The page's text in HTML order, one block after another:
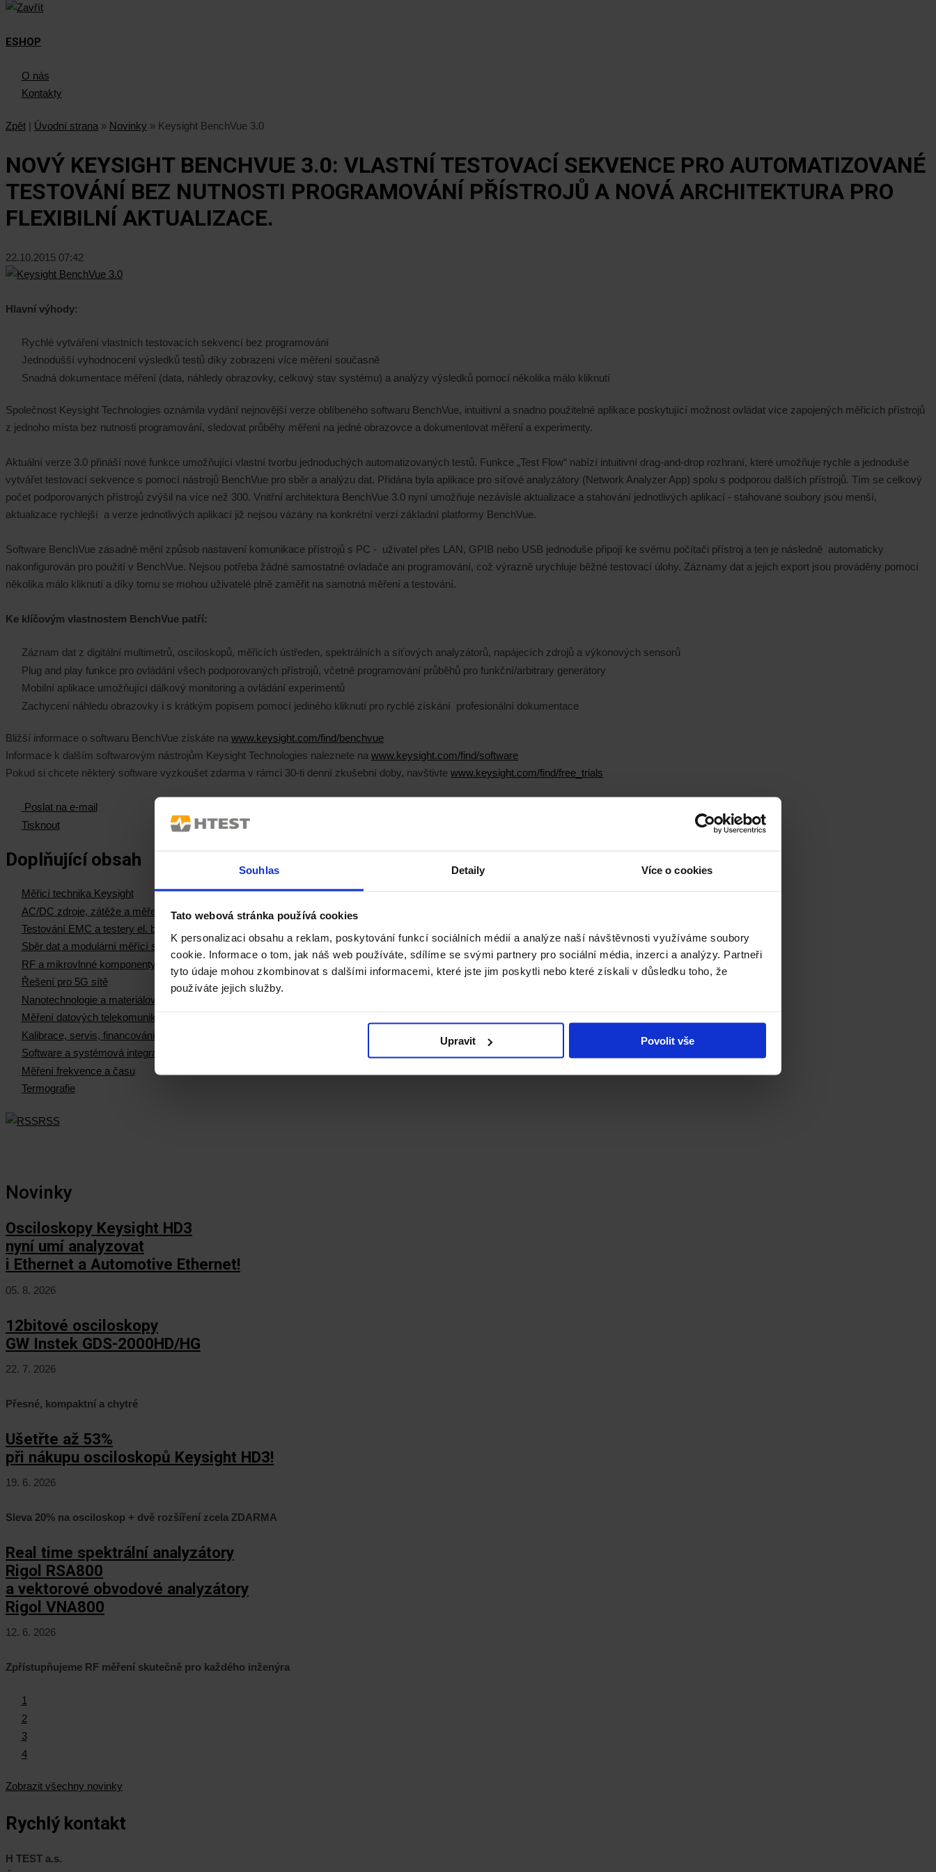
Souhlas Detaily Více o cookies
Tato webová stránka používá cookies
K personalizaci obsahu a reklam, poskytování funkcí sociálních médií a analýze naší návštěvnosti využíváme soubory
cookie. Informace o tom, jak náš web používáte, sdílíme se svými partnery pro sociální média, inzerci a analýzy. Partneři
tyto údaje mohou zkombinovat s dalšími informacemi, které jste jim poskytli nebo které získali v důsledku toho, že
používáte jejich služby.
Upravit Povolit vše
ESHOP
O nás
Kontakty
Zpět | Úvodní strana » Novinky » Keysight BenchVue 3.0
NOVÝ KEYSIGHT BENCHVUE 3.0: VLASTNÍ TESTOVACÍ SEKVENCE PRO AUTOMATIZOVANÉ
TESTOVÁNÍ BEZ NUTNOSTI PROGRAMOVÁNÍ PŘÍSTROJŮ A NOVÁ ARCHITEKTURA PRO
FLEXIBILNÍ AKTUALIZACE.
22.10.2015 07:42
Hlavní výhody:
Rychlé vytváření vlastních testovacích sekvencí bez programování
Jednodušší vyhodnocení výsledků testů díky zobrazení více měření současně
Snadná dokumentace měření (data, náhledy obrazovky, celkový stav systému) a analýzy výsledků pomocí několika málo kliknutí
Společnost Keysight Technologies oznámila vydání nejnovější verze oblíbeného softwaru BenchVue, intuitivní a snadno použitelné aplikace poskytující možnost ovládat více zapojených měřicích přístrojů
z jednoho místa bez nutnosti programování, sledovat průběhy měření na jedné obrazovce a dokumentovat měření a experimenty.
Aktuální verze 3.0 přináší nové funkce umožňující vlastní tvorbu jednoduchých automatizovaných testů. Funkce „Test Flow“ nabízí intuitivní drag-and-drop rozhraní, které umožňuje rychle a jednoduše
vytvářet testovací sekvence s pomocí nástrojů BenchVue pro sběr a analýzu dat. Přidána byla aplikace pro síťové analyzátory (Network Analyzer App) spolu s podporou dalších přístrojů. Tím se celkový
počet podporovaných přístrojů zvýšil na více než 300. Vnitřní architektura BenchVue 3.0 nyní umožňuje nezávislé aktualizace a stahování jednotlivých aplikací - stahované soubory jsou menší,
aktualizace rychlejší a verze jednotlivých aplikací již nejsou vázány na konkrétní verzi základní platformy BenchVue.
Software BenchVue zásadně mění způsob nastavení komunikace přístrojů s PC - uživatel přes LAN, GPIB nebo USB jednoduše připojí ke svému počítači přístroj a ten je následně automaticky
nakonfigurován pro použití v BenchVue. Nejsou potřeba žádné samostatné ovladače ani programování, což výrazně urychluje běžné testovací úlohy. Záznamy dat a jejich export jsou prováděny pomocí
několika málo kliknutí a díky tomu se mohou uživatelé plně zaměřit na samotná měření a testování.
Ke klíčovým vlastnostem BenchVue patří:
Záznam dat z digitální multimetrů, osciloskopů, měřicích ústředen, spektrálních a síťových analyzátorů, napájecích zdrojů a výkonových sensorů
Plug and play funkce pro ovládání všech podporovaných přístrojů, včetně programování průběhů pro funkční/arbitrary generátory
Mobilní aplikace umožňující dálkový monitoring a ovládání experimentů
Zachycení náhledu obrazovky i s krátkým popisem pomocí jediného kliknutí pro rychlé získání profesionální dokumentace
Bližší informace o softwaru BenchVue získáte na www.keysight.com/find/benchvue
Informace k dalším softwarovým nástrojům Keysight Technologies naleznete na www.keysight.com/find/software
Pokud si chcete některý software vyzkoušet zdarma v rámci 30-ti denní zkušební doby, navštivte www.keysight.com/find/free_trials
Poslat na e-mail
Tisknout
Doplňující obsah
Měřicí technika Keysight
AC/DC zdroje, zátěže a měření el. výkonu
Testování EMC a testery el. bezpečnosti
Sběr dat a modulární měřící systémy
RF a mikrovlnné komponenty
Řešení pro 5G sítě
Nanotechnologie a materiálová měření
Měření datových telekomunikačních sítí
Kalibrace, servis, financování
Software a systémová integrace
Měření frekvence a času
Termografie
RSS
Novinky
Osciloskopy Keysight HD3
nyní umí analyzovat
i Ethernet a Automotive Ethernet!
05. 8. 2026
12bitové osciloskopy
GW Instek GDS-2000HD/HG
22. 7. 2026
Přesné, kompaktní a chytré
Ušetřte až 53%
při nákupu osciloskopů Keysight HD3!
19. 6. 2026
Sleva 20% na osciloskop + dvě rozšíření zcela ZDARMA
Real time spektrální analyzátory
Rigol RSA800
a vektorové obvodové analyzátory
Rigol VNA800
12. 6. 2026
Zpřístupňujeme RF měření skutečně pro každého inženýra
1
2
3
4
Zobrazit všechny novinky
Rychlý kontakt
H TEST a.s.